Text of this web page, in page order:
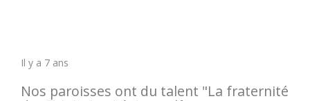
Il y a 7 ans
Nos paroisses ont du talent "La fraternité